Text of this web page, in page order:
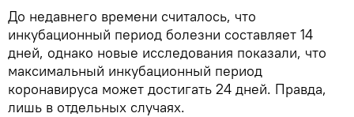
До недавнего времени считалось, что
инкубационный период болезни составляет 14
дней, однако новые исследования показали, что
максимальный инкубационный период
коронавируса может достигать 24 дней. Правда,
лишь в отдельных случаях.